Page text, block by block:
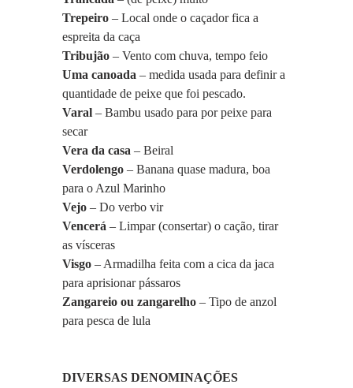
Trepeiro – Local onde o caçador fica a
espreita da caça
Tribujão – Vento com chuva, tempo feio
Uma canoada – medida usada para definir a
quantidade de peixe que foi pescado.
Varal – Bambu usado para por peixe para
secar
Vera da casa – Beiral
Verdolengo – Banana quase madura, boa
para o Azul Marinho
Vejo – Do verbo vir
Vencerá – Limpar (consertar) o cação, tirar
as vísceras
Visgo – Armadilha feita com a cica da jaca
para aprisionar pássaros
Zangareio ou zangarelho – Tipo de anzol
para pesca de lula
DIVERSAS DENOMINAÇÕES